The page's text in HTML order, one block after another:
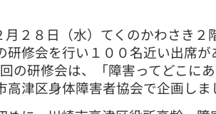
月２８日（水）てくのかわさき
研修会を行い１００名近い出席が
の研修会は、「障害ってどこに
高津区身体障害者協会で企画しま